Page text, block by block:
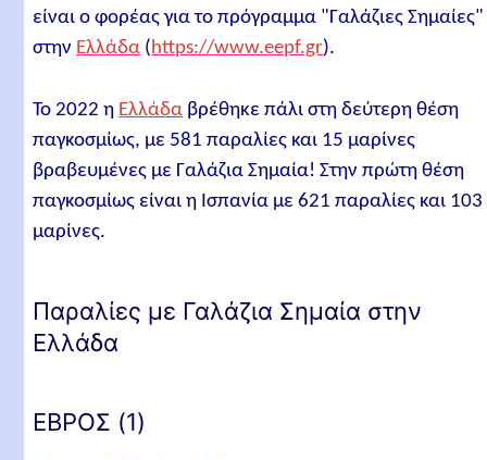
ΣΑΜΟΣ (2)
ΛΕΣΒΟΣ (17)
ΛΗΜΝΟΣ (5)
Μαρίνες με γαλάζια σημαία
ΧΑΛΚΙΔΙΚΗ (3)
ΑΤΤΙΚΗ (4)
ΑΙΤΩΛΟΑΚΑΡΝΑΝΙΑ (1)
ΛΕΥΚΑΔΑ (1)
είναι ο φορέας για το πρόγραμμα "Γαλάζιες Σημαίες"
στην Ελλάδα (https://www.eepf.gr).
Το 2022 η Ελλάδα βρέθηκε πάλι στη δεύτερη θέση
παγκοσμίως, με 581 παραλίες και 15 μαρίνες
βραβευμένες με Γαλάζια Σημαία! Στην πρώτη θέση
παγκοσμίως είναι η Ισπανία με 621 παραλίες και 103
μαρίνες.
Παραλίες με Γαλάζια Σημαία στην
Ελλάδα
ΕΒΡΟΣ (1)